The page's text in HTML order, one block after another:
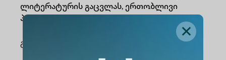
ლიტერატურის გაცვლას, ერთობლივი
პროგრამების განვითარებას.
გაზიარება